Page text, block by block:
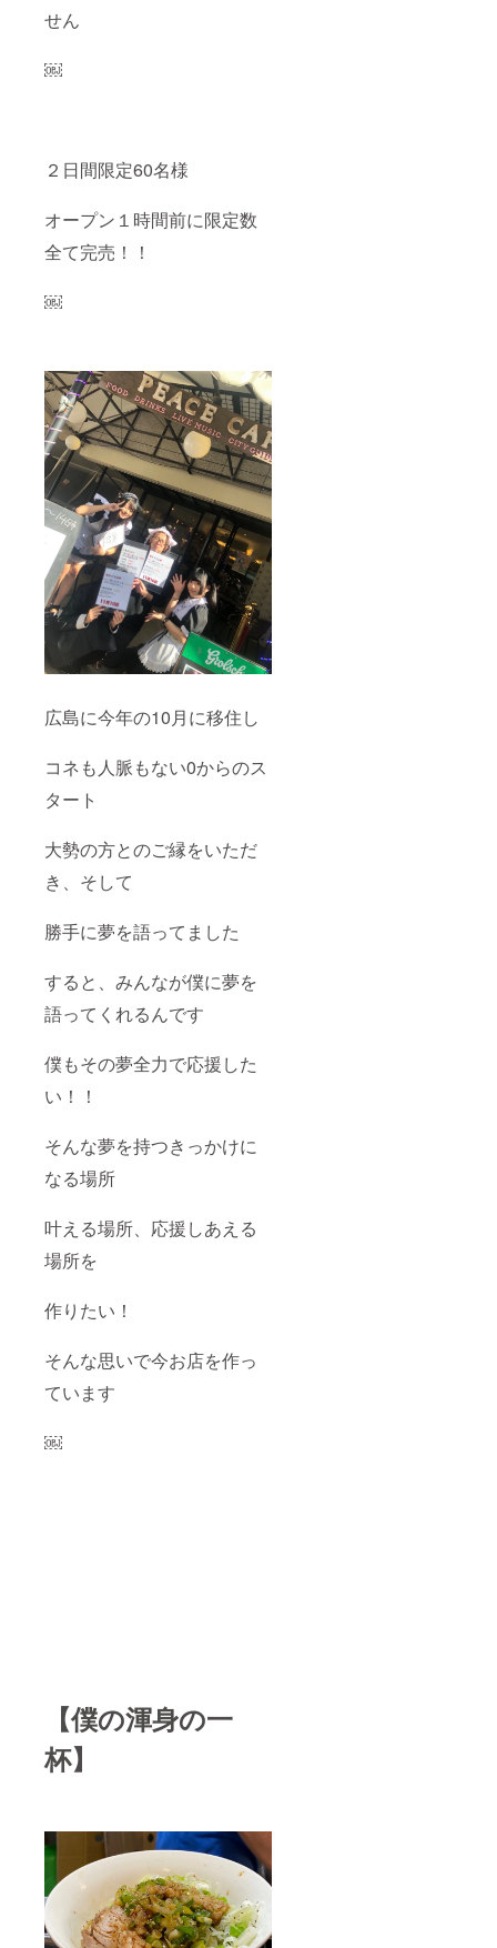
せん
￼
２日間限定60名様
オープン１時間前に限定数
全て完売！！
￼
広島に今年の10月に移住し
コネも人脈もない0からのス
タート
大勢の方とのご縁をいただ
き、そして
勝手に夢を語ってました
すると、みんなが僕に夢を
語ってくれるんです
僕もその夢全力で応援した
い！！
そんな夢を持つきっかけに
なる場所
叶える場所、応援しあえる
場所を
作りたい！
そんな思いで今お店を作っ
ています
￼
【僕の渾身の一
杯】